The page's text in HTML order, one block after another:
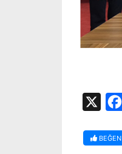
BEĞEN